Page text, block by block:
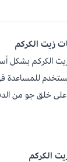
زيت الكركم
الكركم بشكل
للمساعدة
على خلق جو من
الكركم